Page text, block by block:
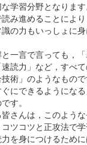
学習分野となりま
み進めることによ
の力もいっしょに
一言で言っても，「
速読力」など，すべ
術」のようなもので
ぐにできるようにな
す。
さんは，このよう
ツコツと正攻法で
を身につけるため